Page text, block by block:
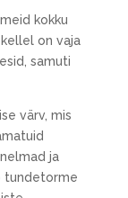
kokku
on vaja
samuti
värv, mis
ja
tundetorme